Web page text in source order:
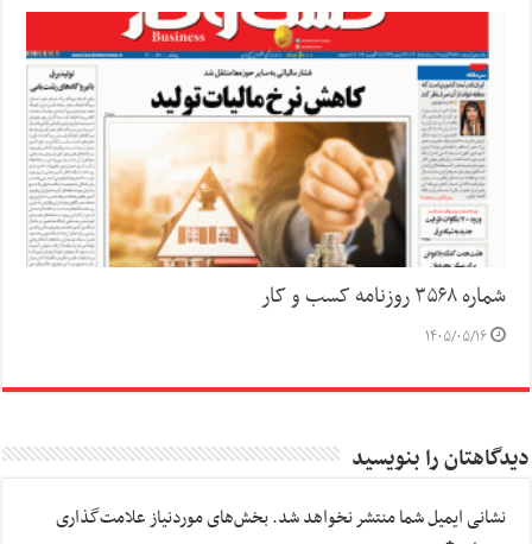
شماره ۳۵۶۸ روزنامه کسب و کار
۱۴۰۵/۰۵/۱۶
دیدگاهتان را بنویسید
نشانی ایمیل شما منتشر نخواهد شد.بخش‌های موردنیاز علامت‌گذاری